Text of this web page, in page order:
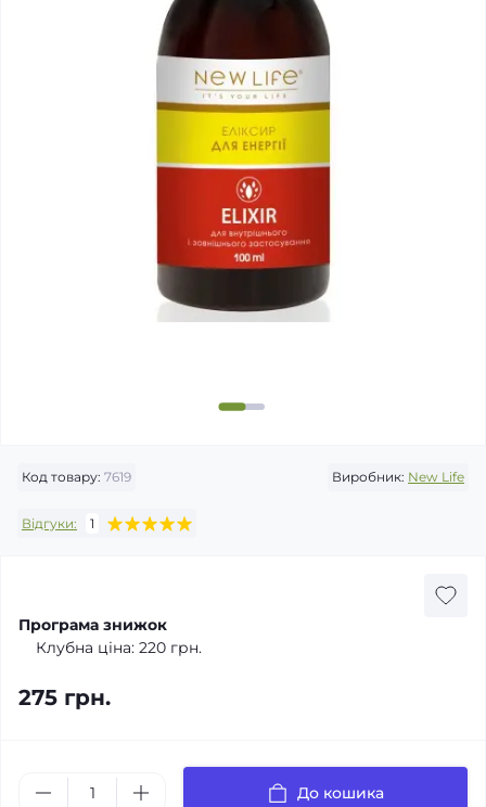
Код товару: 7619 Виробник: New Life
Відгуки: 1
Програма знижок
Клубна ціна: 220 грн.
275 грн.
До кошика